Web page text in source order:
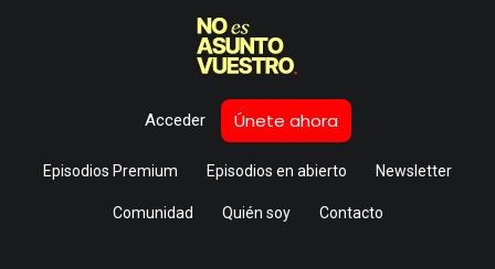
Acceder Únete ahora
Episodios Premium Episodios en abierto Newsletter
Comunidad Quién soy Contacto